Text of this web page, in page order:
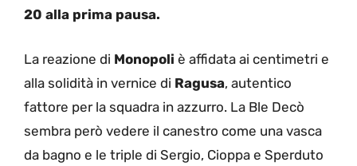
20 alla prima pausa.
La reazione di Monopoli è affidata ai centimetri e
alla solidità in vernice di Ragusa, autentico
fattore per la squadra in azzurro. La Ble Decò
sembra però vedere il canestro come una vasca
da bagno e le triple di Sergio, Cioppa e Sperduto